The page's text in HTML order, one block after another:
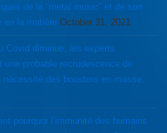
de la “metal music” et de son
en la matière October 31, 2021
Covid diminue, les experts
probable recrudescence de
des boosters en masse.
pourquoi l’immunité des humains